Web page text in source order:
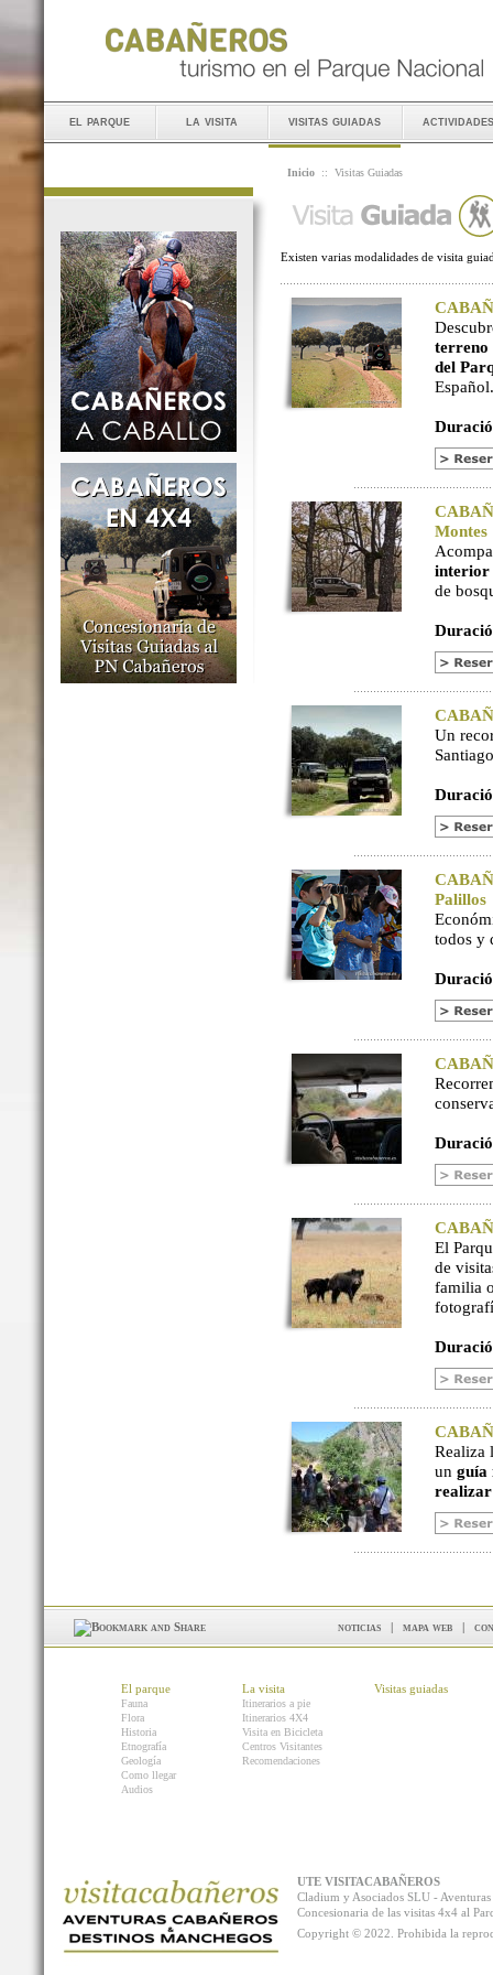
el parque la visita visitas guiadas actividades
Inicio :: Visitas Guiadas
Existen varias modalidades de visita
terreno
del
Español.
Montes
interior
de
Un
Palillos
todos y
El
de
familia
Realiza
un guía
noticias | mapa web |
El parque
Fauna
Flora
Historia
Etnografía
Geología
Como llegar
Audios
La visita
Itinerarios a pie
Itinerarios 4X4
Visita en Bicicleta
Centros Visitantes
Recomendaciones
Visitas guiadas
UTE VISITACABAÑEROS
Cladium y Asociados SLU -
Concesionaria de las visitas 4x4 al
Copyright © 2022. Prohibida la